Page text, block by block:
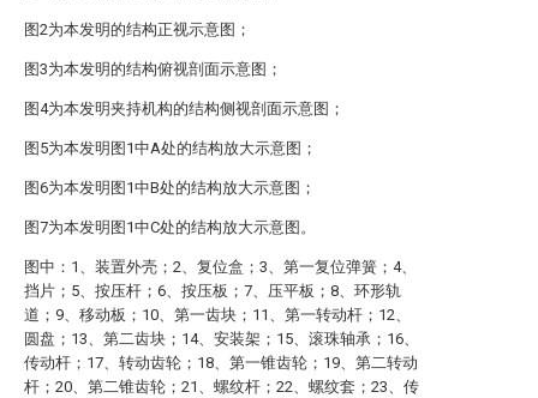
图2为本发明的结构正视示意图；
图3为本发明的结构俯视剖面示意图；
图4为本发明夹持机构的结构侧视剖面示意图；
图5为本发明图1中A处的结构放大示意图；
图6为本发明图1中B处的结构放大示意图；
图7为本发明图1中C处的结构放大示意图。
图中：1、装置外壳；2、复位盒；3、第一复位弹簧；4、
挡片；5、按压杆；6、按压板；7、压平板；8、环形轨
道；9、移动板；10、第一齿块；11、第一转动杆；12、
圆盘；13、第二齿块；14、安装架；15、滚珠轴承；16、
传动杆；17、转动齿轮；18、第一锥齿轮；19、第二转动
杆；20、第二锥齿轮；21、螺纹杆；22、螺纹套；23、传